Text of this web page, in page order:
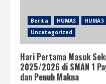
Berita HUMAS HUMAS
Uncategorized
Hari Pertama Masuk
2025/2026 di SMAN 1
dan Penuh Makna